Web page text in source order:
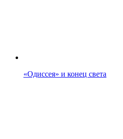
«Одиссея» и конец света